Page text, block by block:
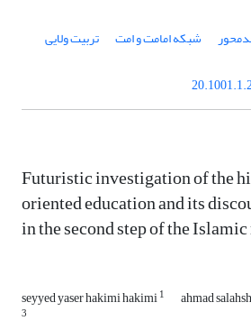
شبکه امامت و امت تربیت ولایی
Futuristic investigation of the
oriented education and its
in the second step of the
seyyed yaser hakimi hakimi1 ahmad
3